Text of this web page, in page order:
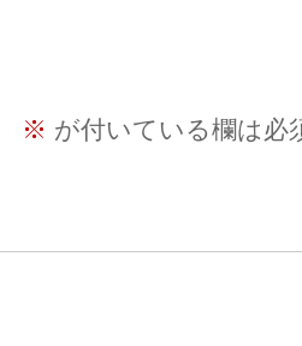
※ が付いている欄は必